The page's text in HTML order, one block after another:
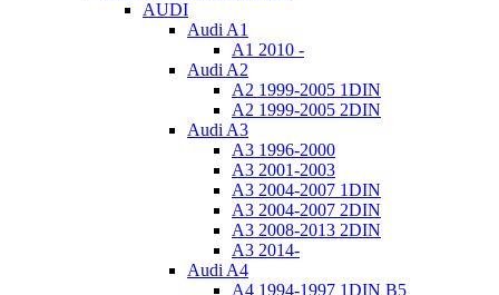
AUDI
Audi A1
A1 2010 -
Audi A2
A2 1999-2005 1DIN
A2 1999-2005 2DIN
Audi A3
A3 1996-2000
A3 2001-2003
A3 2004-2007 1DIN
A3 2004-2007 2DIN
A3 2008-2013 2DIN
A3 2014-
Audi A4
A4 1994-1997 1DIN B5